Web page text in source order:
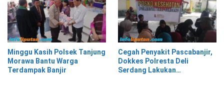
Minggu Kasih Polsek Tanjung
Morawa Bantu Warga
Terdampak Banjir
Cegah Penyakit Pascabanjir,
Dokkes Polresta Deli
Serdang Lakukan